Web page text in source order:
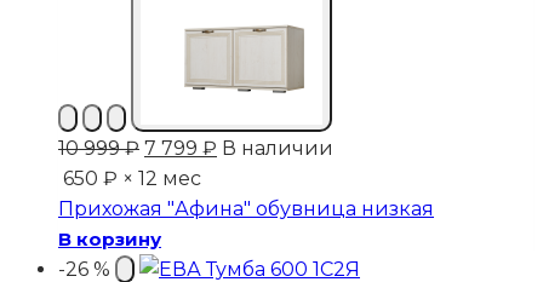
10 999₽ Первоначальная
цена
составляла
10
999 ₽.
7 799 ₽ Текущая
7
В наличии
650 ₽ × 12 мес
Прихожая "Афина" обувница низкая
В корзину
-26 %